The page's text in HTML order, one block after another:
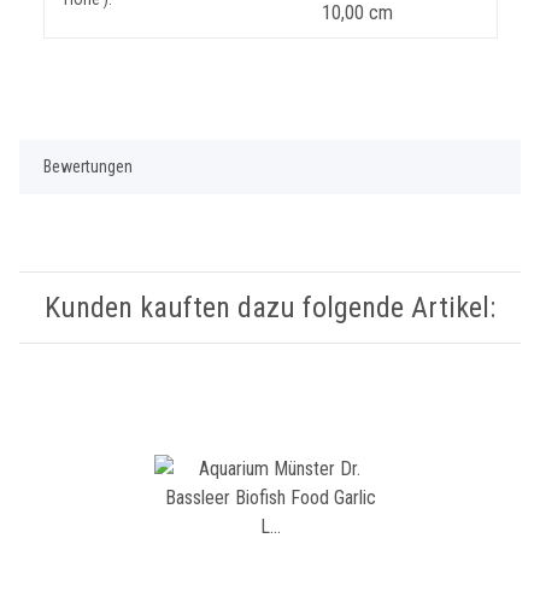
10,00 cm
Bewertungen
Kunden kauften dazu folgende Artikel: